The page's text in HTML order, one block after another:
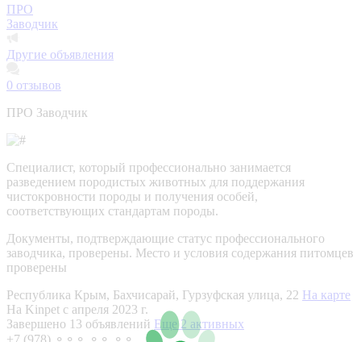
ПРО
Заводчик
Другие объявления
0 отзывов
ПРО Заводчик
Специалист, который профессионально занимается
разведением породистых животных для поддержания
чистокровности породы и получения особей,
соответствующих стандартам породы.
Документы, подтверждающие статус профессионального
заводчика, проверены. Место и условия содержания питомцев
проверены
Республика Крым, Бахчисарай, Гурзуфская улица, 22 На карте
На Kinpet c апреля 2023 г.
Завершено 13 объявлений Еще 2 активных
+7 (978) ⚬⚬⚬ ⚬⚬ ⚬⚬